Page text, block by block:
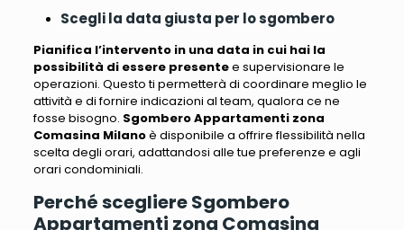
Scegli la data giusta per lo sgombero
Pianifica l’intervento in una data in cui hai la
possibilità di essere presentee supervisionare le
operazioni. Questoti permetterà di coordinare meglio le
attività e di fornire indicazioni al team, qualora ce ne
fosse bisogno. Sgombero Appartamenti zona
Comasina Milanoè disponibile a offrire flessibilità nella
scelta degli orari, adattandosi alle tue preferenze e agli
orari condominiali.
Perché scegliere Sgombero
Appartamenti zona Comasina